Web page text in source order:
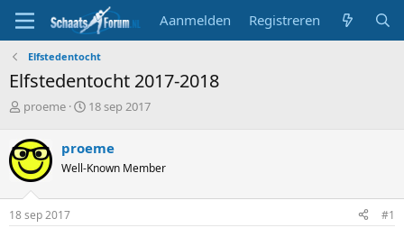
Aanmelden Registreren
Elfstedentocht
Elfstedentocht 2017-2018
T
p
i
c
s
t
a
proeme
S
r
t
a
18 sep 2017
proeme
Well-Known Member
18 sep 2017 #1